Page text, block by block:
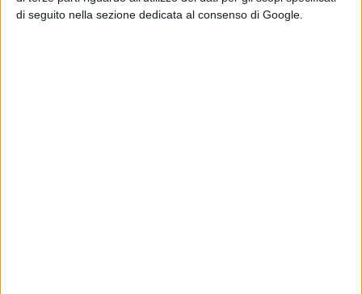
di seguito nella sezione dedicata al consenso di Google.